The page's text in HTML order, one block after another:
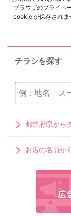
ブラウザのプライベ
cookie が保存されま
チラシを探す
都道府県から
お店の名前か